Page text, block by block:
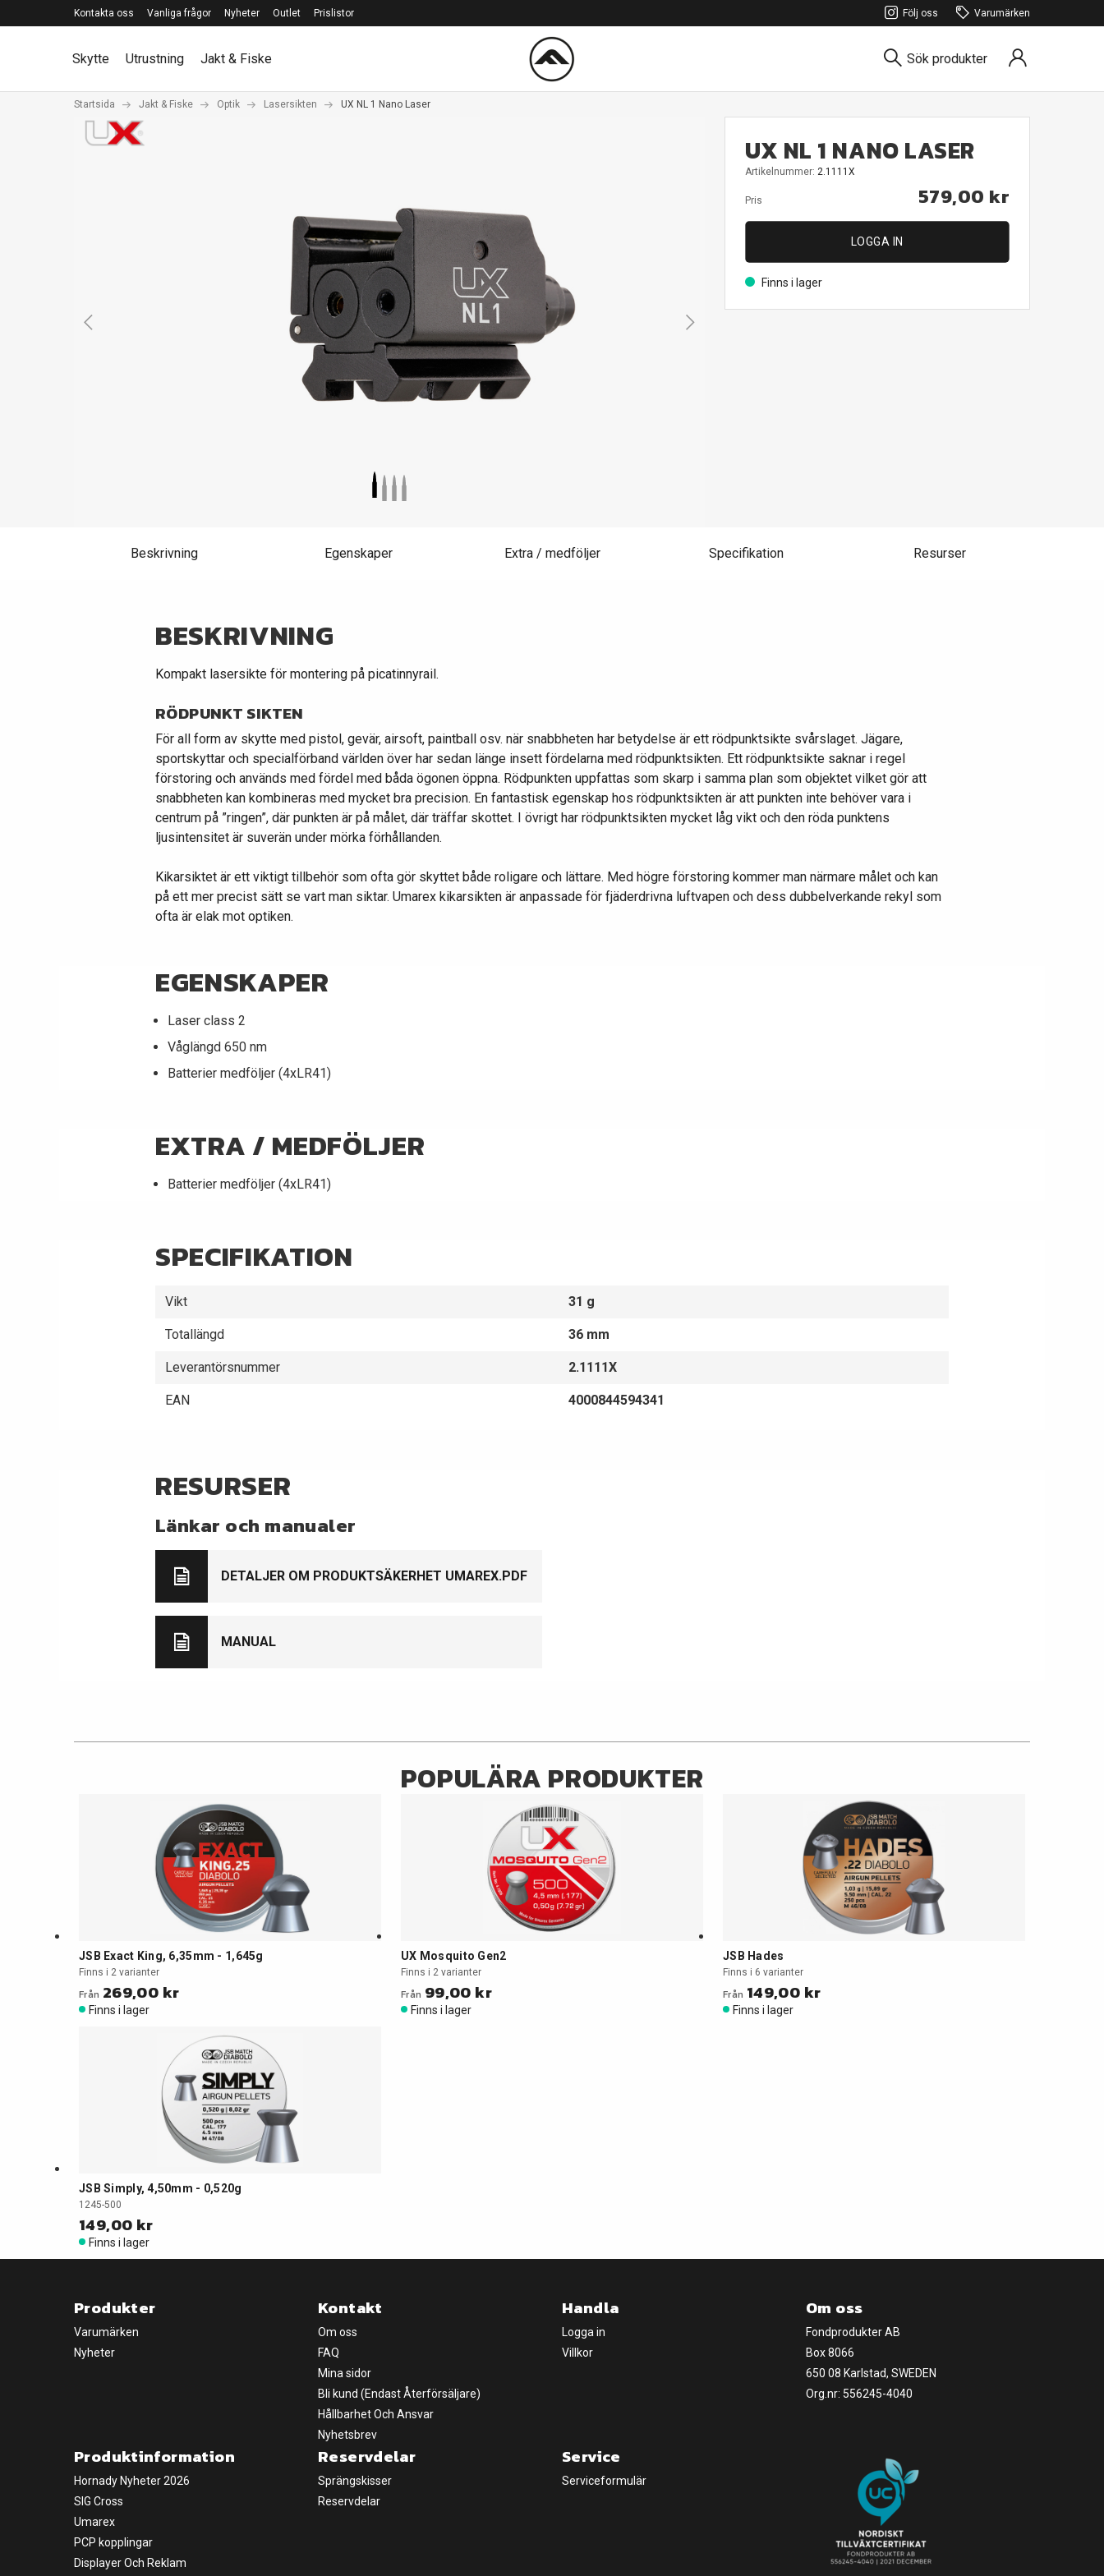
Kontakta oss Vanliga frågor Nyheter Outlet Prislistor Följ oss Varumärken
Skytte Utrustning Jakt & Fiske Sök produkter
Startsida Jakt & Fiske Optik Lasersikten UX NL 1 Nano Laser
UX NL 1 NANO LASER
Artikelnummer: 2.1111X
Pris 579,00 kr
LOGGA IN
Finns i lager
Beskrivning Egenskaper Extra / medföljer Specifikation Resurser
BESKRIVNING
Kompakt lasersikte för montering på picatinnyrail.
RÖDPUNKT SIKTEN
För all form av skytte med pistol, gevär, airsoft, paintball osv. när snabbheten har betydelse är ett rödpunktsikte svårslaget. Jägare,
sportskyttar och specialförband världen över har sedan länge insett fördelarna med rödpunktsikten. Ett rödpunktsikte saknar i regel
förstoring och används med fördel med båda ögonen öppna. Rödpunkten uppfattas som skarp i samma plan som objektet vilket gör att
snabbheten kan kombineras med mycket bra precision. En fantastisk egenskap hos rödpunktsikten är att punkten inte behöver vara i
centrum på ”ringen”, där punkten är på målet, där träffar skottet. I övrigt har rödpunktsikten mycket låg vikt och den röda punktens
ljusintensitet är suverän under mörka förhållanden.
Kikarsiktet är ett viktigt tillbehör som ofta gör skyttet både roligare och lättare. Med högre förstoring kommer man närmare målet och kan
på ett mer precist sätt se vart man siktar. Umarex kikarsikten är anpassade för fjäderdrivna luftvapen och dess dubbelverkande rekyl som
ofta är elak mot optiken.
EGENSKAPER
Laser class 2
Våglängd 650 nm
Batterier medföljer (4xLR41)
EXTRA / MEDFÖLJER
Batterier medföljer (4xLR41)
SPECIFIKATION
Vikt 31 g
Totallängd 36 mm
Leverantörsnummer 2.1111X
EAN 4000844594341
RESURSER
Länkar och manualer
DETALJER OM PRODUKTSÄKERHET UMAREX.PDF
MANUAL
POPULÄRA PRODUKTER
JSB Exact King, 6,35mm - 1,645g
Finns i 2 varianter
Från 269,00 kr
Finns i lager
UX Mosquito Gen2
Finns i 2 varianter
Från 99,00 kr
Finns i lager
JSB Hades
Finns i 6 varianter
Från 149,00 kr
Finns i lager
JSB Simply, 4,50mm - 0,520g
1245-500
149,00 kr
Finns i lager
Produkter
Varumärken
Nyheter
Kontakt
Om oss
FAQ
Mina sidor
Bli kund (Endast Återförsäljare)
Hållbarhet Och Ansvar
Nyhetsbrev
Handla
Logga in
Villkor
Om oss
Fondprodukter AB
Box 8066
650 08 Karlstad, SWEDEN
Org.nr: 556245-4040
Produktinformation
Hornady Nyheter 2026
SIG Cross
Umarex
PCP kopplingar
Displayer Och Reklam
Reservdelar
Sprängskisser
Reservdelar
Service
Serviceformulär